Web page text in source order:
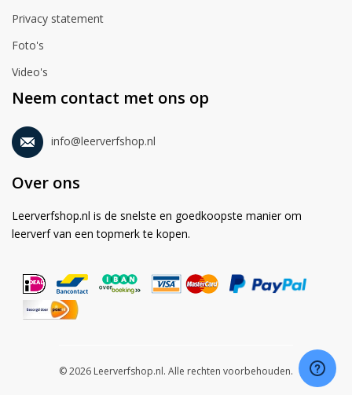
Privacy statement
Foto's
Video's
Neem contact met ons op
info@leerverfshop.nl
Over ons
Leerverfshop.nl is de snelste en goedkoopste manier om
leerverf van een topmerk te kopen.
© 2026 Leerverfshop.nl. Alle rechten voorbehouden.